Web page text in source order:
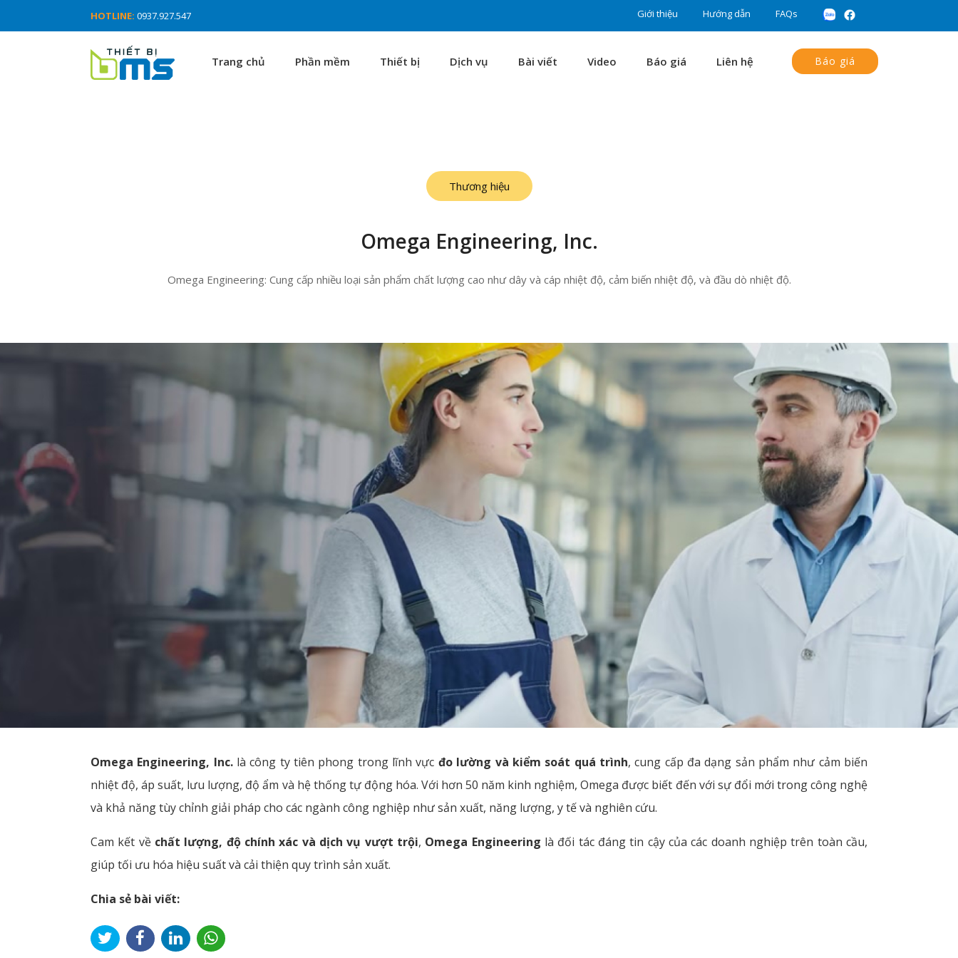
HOTLINE: 0937.927.547 Giới thiệu Hướng dẫn FAQs
Trang chủ Phần mềm Thiết bị Dịch vụ Bài viết Video Báo giá Liên hệ Báo giá
Thương hiệu
Omega Engineering, Inc.
Omega Engineering: Cung cấp nhiều loại sản phẩm chất lượng cao như dây và cáp nhiệt độ, cảm biến nhiệt độ, và đầu dò nhiệt độ.
Omega Engineering, Inc.là công ty tiên phong trong lĩnh vực đo lường và kiểm soát quá trình, cung cấp đa dạng sản phẩm như cảm biến
nhiệt độ, áp suất, lưu lượng, độ ẩm và hệ thống tự động hóa. Với hơn 50 năm kinh nghiệm, Omega được biết đến với sự đổi mới trong công nghệ
và khả năng tùy chỉnh giải pháp cho các ngành công nghiệp như sản xuất, năng lượng, y tế và nghiên cứu.
Cam kết về chất lượng, độ chính xác và dịch vụ vượt trội, Omega Engineering là đối tác đáng tin cậy của các doanh nghiệp trên toàn cầu,
giúp tối ưu hóa hiệu suất và cải thiện quy trình sản xuất.
Chia sẻ bài viết: